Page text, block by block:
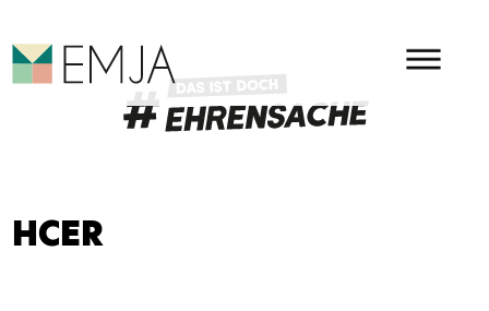
HAUPMENÜ
EMJA - EHRENAMT IN
HCER